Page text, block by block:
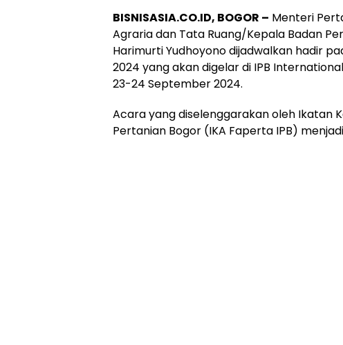
BISNISASIA.CO.ID, BOGOR – Menteri
Agraria dan Tata Ruang/Kepala Badan
Harimurti Yudhoyono dijadwalkan hadir
2024 yang akan digelar di IPB
23-24 September 2024.
Acara yang diselenggarakan oleh Ikatan
Pertanian Bogor (IKA Faperta IPB)